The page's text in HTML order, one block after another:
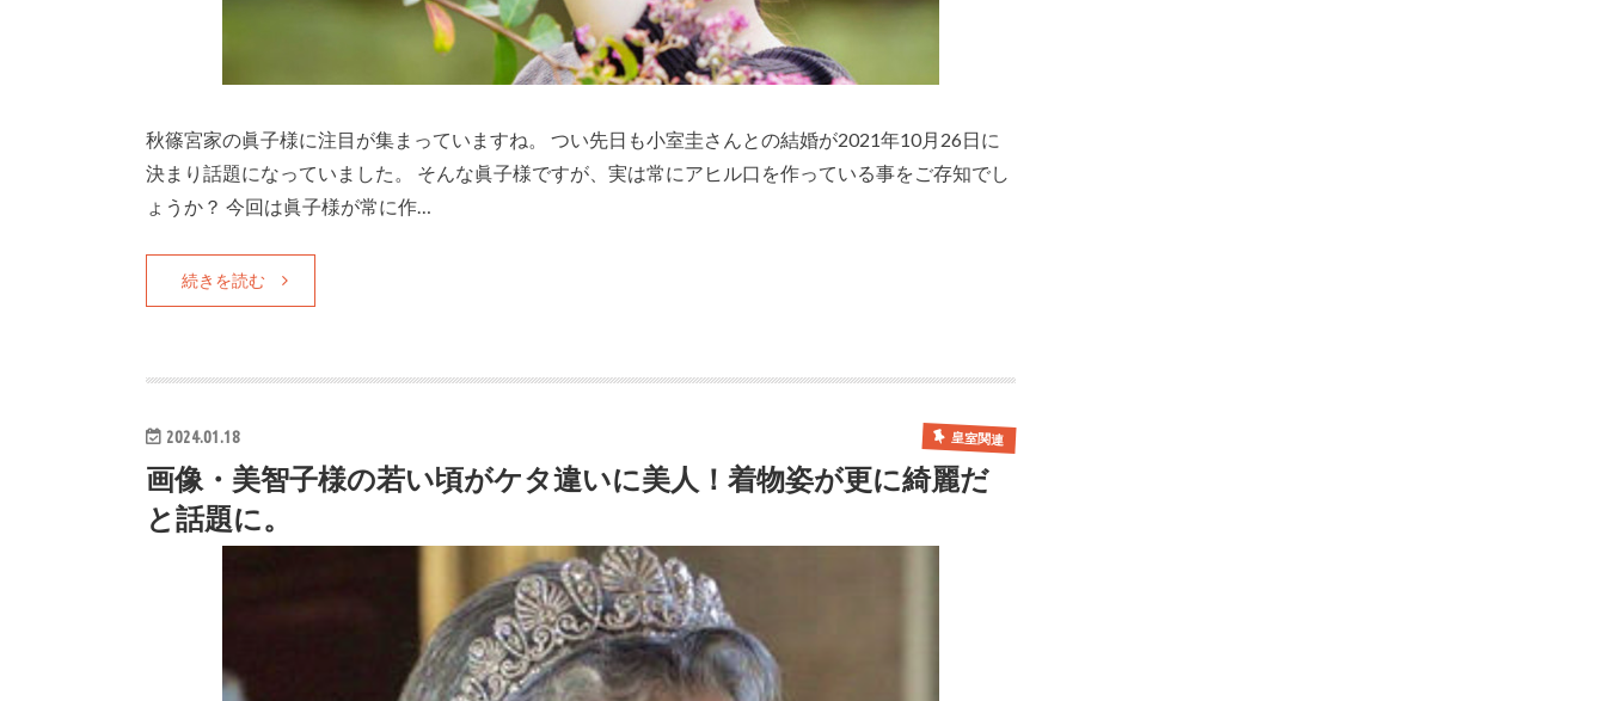
秋篠宮家の眞子様に注目が集まっていますね。 つい先日も小室圭さんとの結婚が2021年10月26日に
決まり話題になっていました。 そんな眞子様ですが、実は常にアヒル口を作っている事をご存知でし
ょうか？ 今回は眞子様が常に作…
続きを読む
2024.01.18 皇室関連
画像・美智子様の若い頃がケタ違いに美人！着物姿が更に綺麗だ
と話題に。